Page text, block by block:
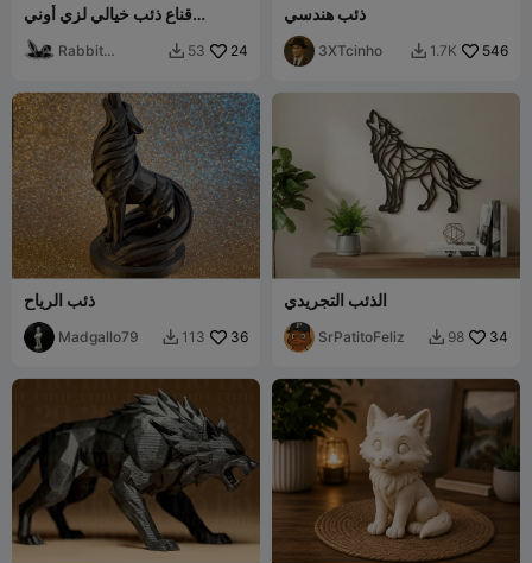
قناع ذئب خيالي لزي أوني
Rabbit
 53 24
ذئب هندسي
3XTcinho  1.7K 546
ذئب الرياح
Madgallo79  113 36
الذئب التجريدي
SrPatitoFeliz  98 34